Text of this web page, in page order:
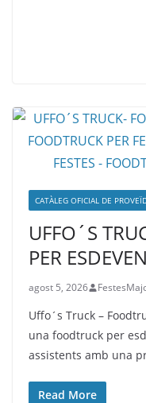
CATÀLEG OFICIAL DE
UFFO´S
PER
agost 5, 2026
Uffo´s Truck –
una foodtruck per
assistents amb una
Read More